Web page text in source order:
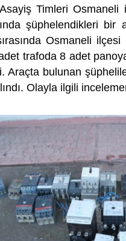
Timleri Osmaneli
şüphelendikleri bir
Osmaneli
trafoda 8 adet
Araçta bulunan
Olayla ilgili